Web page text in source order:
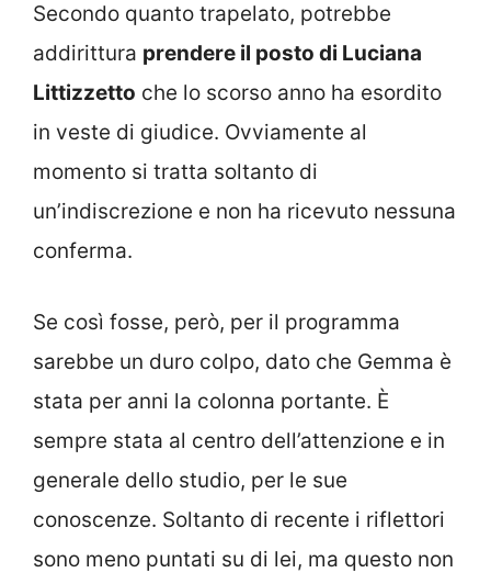
Secondo quanto trapelato, potrebbe
addirittura prendere il posto di Luciana
Littizzetto che lo scorso anno ha esordito
in veste di giudice. Ovviamente al
momento si tratta soltanto di
un’indiscrezione e non ha ricevuto nessuna
conferma.
Se così fosse, però, per il programma
sarebbe un duro colpo, dato che Gemma è
stata per anni la colonna portante. È
sempre stata al centro dell’attenzione e in
generale dello studio, per le sue
conoscenze. Soltanto di recente i riflettori
sono meno puntati su di lei, ma questo non